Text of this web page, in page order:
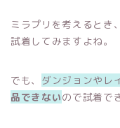
ミラプリを考えるとき
試着してみますよね。
でも、 ダンジョンやレ
品できないので試着で